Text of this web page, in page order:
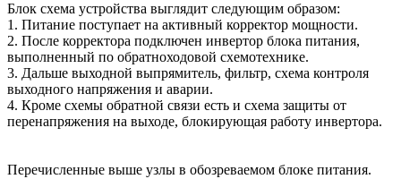
Блок схема устройства выглядит следующим образом:
1. Питание поступает на активный корректор мощности.
2. После корректора подключен инвертор блока питания,
выполненный по обратноходовой схемотехнике.
3. Дальше выходной выпрямитель, фильтр, схема контроля
выходного напряжения и аварии.
4. Кроме схемы обратной связи есть и схема защиты от
перенапряжения на выходе, блокирующая работу инвертора.
Перечисленные выше узлы в обозреваемом блоке питания.